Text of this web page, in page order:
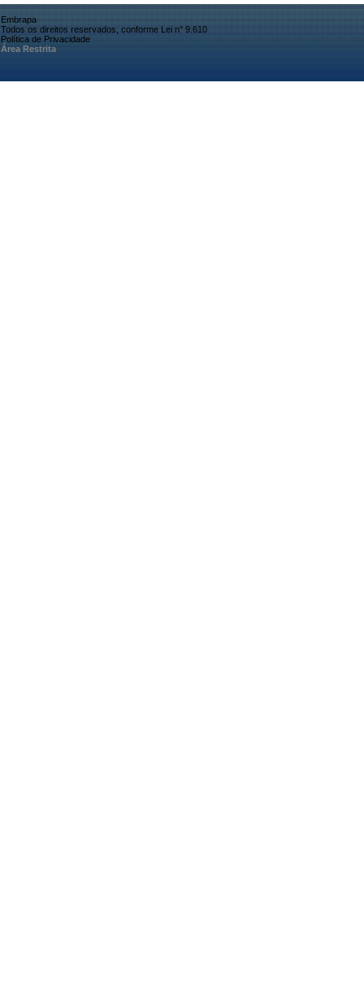
Embrapa
Todos os direitos reservados, conforme Lei n° 9.610
Política de Privacidade
Área Restrita